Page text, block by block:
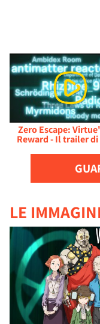
Zero Escape:
Reward - Il trailer
LE IMMAGINI